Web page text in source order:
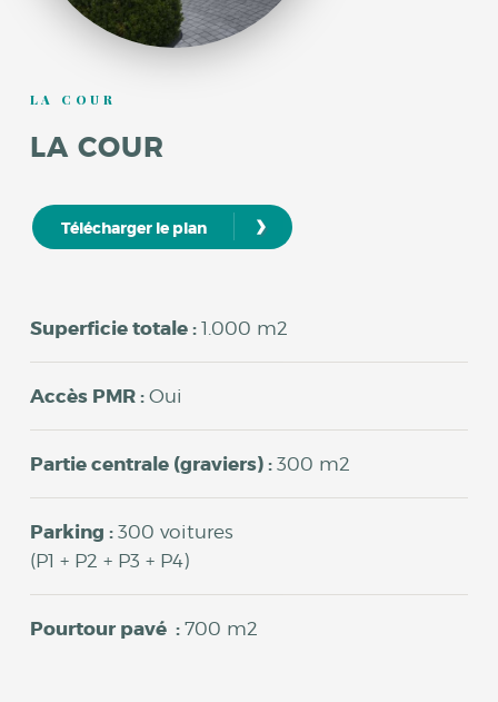
LA COUR
LA COUR
Télécharger le plan ›
Superficie totale : 1.000 m2
Accès PMR : Oui
Partie centrale (graviers) : 300 m2
Parking : 300 voitures
(P1 + P2 + P3 + P4)
Pourtour pavé : 700 m2